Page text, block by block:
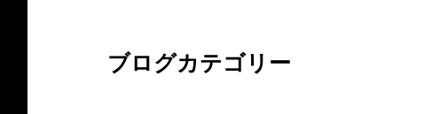
ブログカテゴリー